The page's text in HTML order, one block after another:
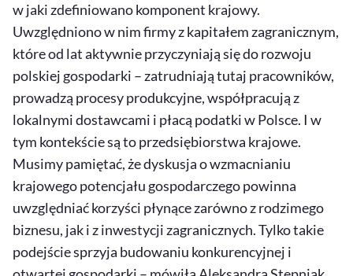
w jaki zdefiniowano komponent krajowy.
Uwzględniono w nim firmy z kapitałem zagranicznym,
które od lat aktywnie przyczyniają się do rozwoju
polskiej gospodarki – zatrudniają tutaj pracowników,
prowadzą procesy produkcyjne, współpracują z
lokalnymi dostawcami i płacą podatki w Polsce. I w
tym kontekście są to przedsiębiorstwa krajowe.
Musimy pamiętać, że dyskusja o wzmacnianiu
krajowego potencjału gospodarczego powinna
uwzględniać korzyści płynące zarówno z rodzimego
biznesu, jak i z inwestycji zagranicznych. Tylko takie
podejście sprzyja budowaniu konkurencyjnej i